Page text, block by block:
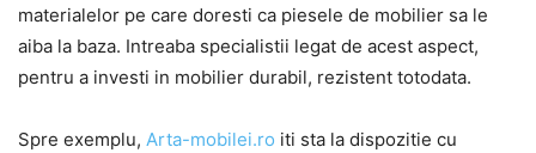
materialelor pe care doresti ca piesele de mobilier sa le
aiba la baza. Intreaba specialistii legat de acest aspect,
pentru a investi in mobilier durabil, rezistent totodata.
Spre exemplu, Arta-mobilei.ro iti sta la dispozitie cu